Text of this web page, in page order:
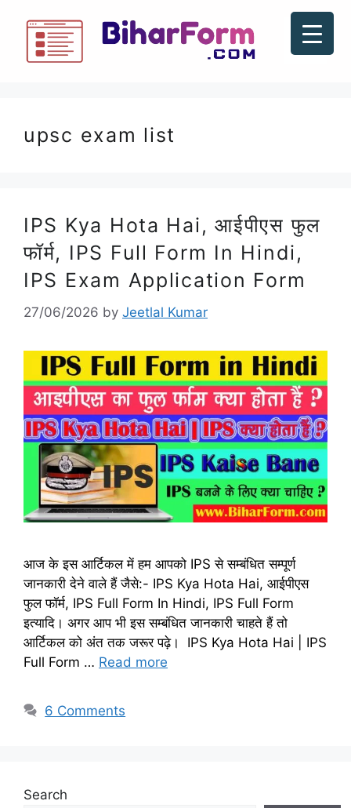
upsc exam list
IPS Kya Hota Hai, आईपीएस फुल
फॉर्म, IPS Full Form In Hindi,
IPS Exam Application Form
27/06/2026 by Jeetlal Kumar
आज के इस आर्टिकल में हम आपको IPS से सम्बंधित सम्पूर्ण
जानकारी देने वाले हैं जैसे:- IPS Kya Hota Hai, आईपीएस
फुल फॉर्म, IPS Full Form In Hindi, IPS Full Form
इत्यादि। अगर आप भी इस सम्बंधित जानकारी चाहते हैं तो
आर्टिकल को अंत तक जरूर पढ़े। IPS Kya Hota Hai | IPS
Full Form … Read more
6 Comments
Search